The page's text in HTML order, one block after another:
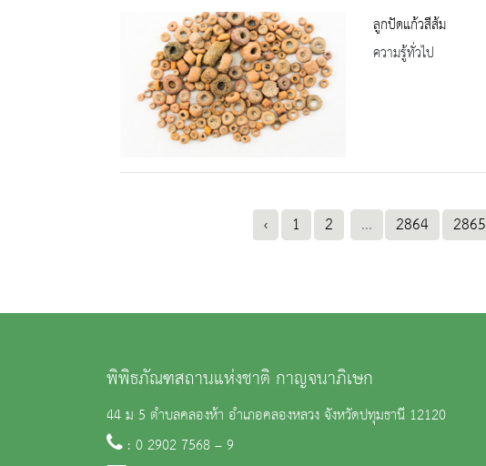
ลูกปัดแก้วสีส้ม
ความรู้ทั่วไป
‹ 1 2 ... 2864 2865
พิพิธภัณฑสถานแห่งชาติ กาญจนาภิเษก
44 ม 5 ตำบลคลองห้า อำเภอคลองหลวง จังหวัดปทุมธานี 12120
: 0 2902 7568 – 9